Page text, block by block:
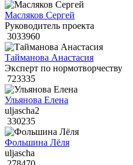
Масляков Сергей
Руководитель проекта
3033960
Тайманова Анастасия
Эксперт по нормотворчеству
723335
Ульянова Елена
uljascha2
330235
Фольшина Лёля
uljascha